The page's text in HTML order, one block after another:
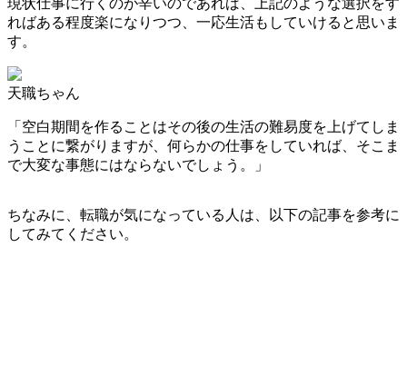
ればある程度楽になりつつ、一応生活もしていけると思いま
す。
天職ちゃん
「空白期間を作ることはその後の生活の難易度を上げてしま
うことに繋がりますが、何らかの仕事をしていれば、そこま
で大変な事態にはならないでしょう。」
ちなみに、転職が気になっている人は、以下の記事を参考に
してみてください。